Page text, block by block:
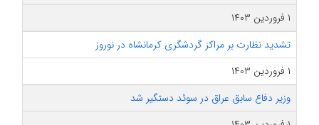
۱ فروردین ۱۴۰۳
تشدید نظارت بر مراکز گردشگری کرمانشاه در نوروز
۱ فروردین ۱۴۰۳
وزیر دفاع سابق عراق در سوئد دستگیر شد